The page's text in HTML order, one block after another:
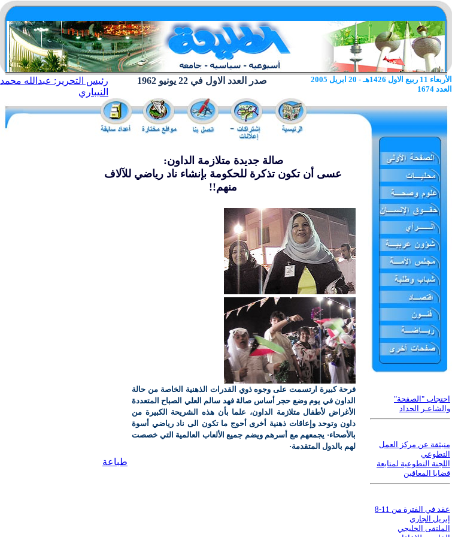
رئيس التحرير: عبدالله محمد
النيباري
صدر العدد الاول في 22 يونيو 1962
الأربعاء 11 ربيع الاول 1426هـ - 20 ابريل 2005
العدد 1674
صالة جديدة متلازمة الداون:
عسى أن تكون تذكرة للحكومة بإنشاء ناد رياضي للآلاف
منهم!!
فرحة كبيرة ارتسمت على وجوه ذوي القدرات الذهنية الخاصة من حالة
الداون في يوم وضع حجر أساس صالة فهد سالم العلي الصباح المتعددة
الأغراض لأطفال متلازمة الداون، علما بأن هذه الشريحة الكبيرة من
داون وتوحد وإعاقات ذهنية أخرى أحوج ما تكون الى ناد رياضي أسوة
بالأصحاء· يجمعهم مع أسرهم ويضم جميع الألعاب العالمية التي خصصت
لهم بالدول المتقدمة·
طباعة
احتجاب "الصفحة"
والشاعـر الحداد
منبثقة عن مركز العمل
التطوعي
اللجنة التطوعية لمتابعة
قضايا المعاقين
عقد في الفترة من 11-8
إبريل الجاري
الملتقى الخليجي